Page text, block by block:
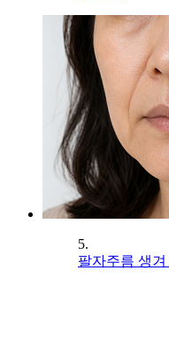
5.
팔자주름 생